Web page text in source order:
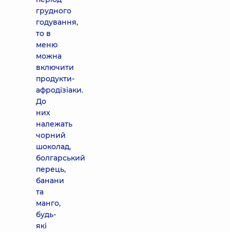
грудного
годування,
то в
меню
можна
включити
продукти-
афродізіаки.
До
них
належать
чорний
шоколад,
болгарський
перець,
банани
та
манго,
будь-
які